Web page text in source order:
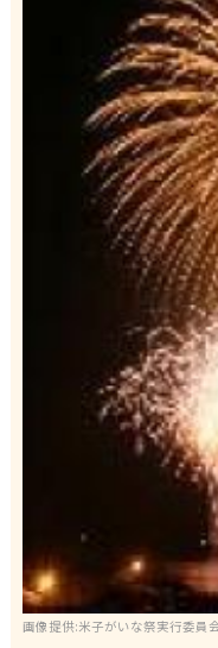
画像提供:米子がいな祭実行委員